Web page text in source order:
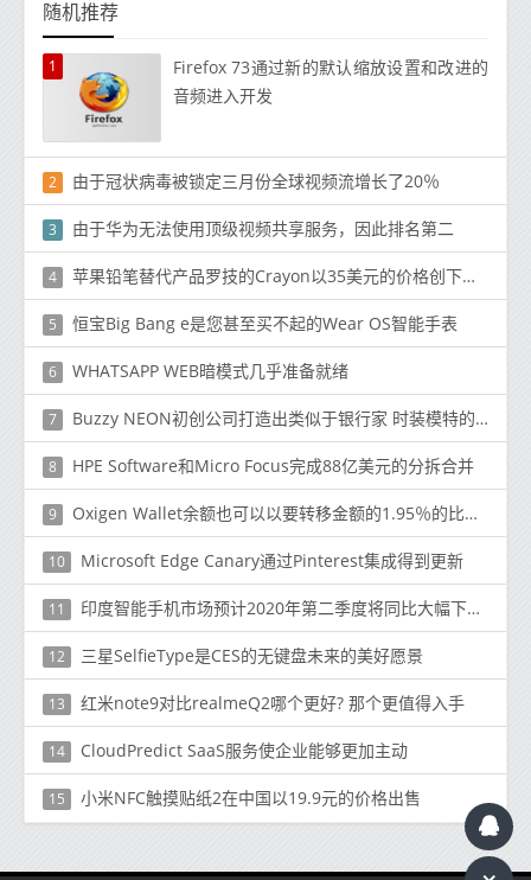
随机推荐
1
Firefox 73通过新的默认缩放设置和改进的
音频进入开发
2 由于冠状病毒被锁定三月份全球视频流增长了20％
3 由于华为无法使用顶级视频共享服务，因此排名第二
4 苹果铅笔替代产品罗技的Crayon以35美元的价格创下历史新低
5 恒宝Big Bang e是您甚至买不起的Wear OS智能手表
6 WHATSAPP WEB暗模式几乎准备就绪
7 Buzzy NEON初创公司打造出类似于银行家 时装模特的人造人
8 HPE Software和Micro Focus完成88亿美元的分拆合并
9 Oxigen Wallet余额也可以以要转移金额的1.95％的比率提取到银行
10 Microsoft Edge Canary通过Pinterest集成得到更新
11 印度智能手机市场预计2020年第二季度将同比大幅下降50.6％，预计下半年将恢复
12 三星SelfieType是CES的无键盘未来的美好愿景
13 红米note9对比realmeQ2哪个更好? 那个更值得入手
14 CloudPredict SaaS服务使企业能够更加主动
15 小米NFC触摸贴纸2在中国以19.9元的价格出售